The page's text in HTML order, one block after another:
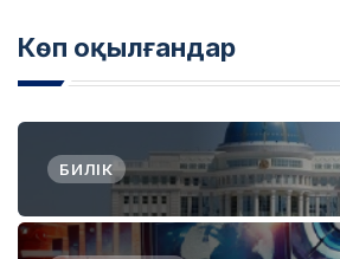
Көп оқылғандар
БИЛІК